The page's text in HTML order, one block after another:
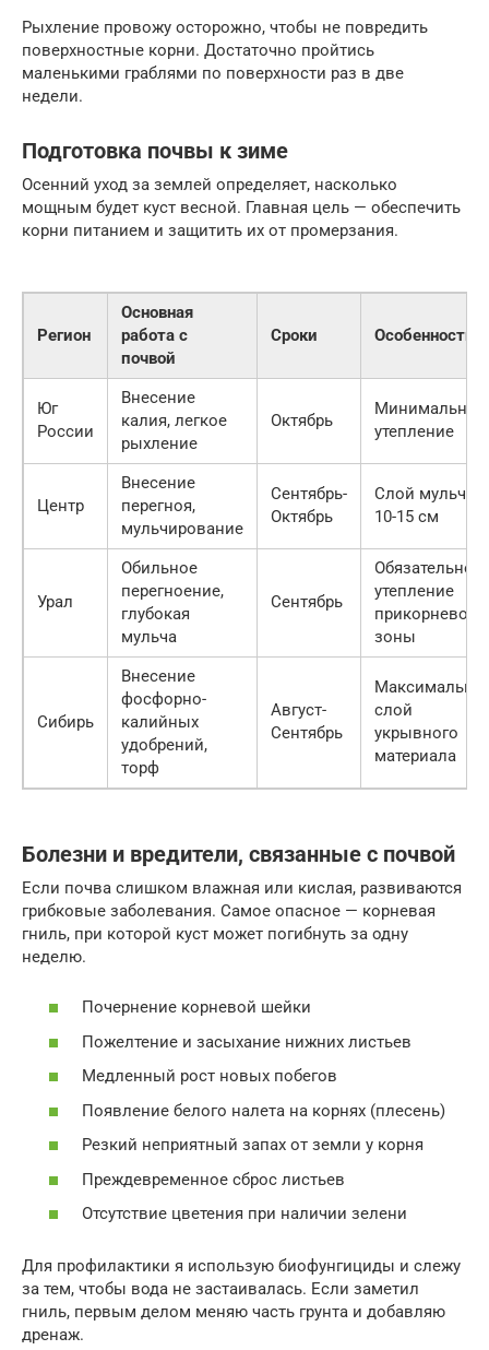
Рыхление провожу осторожно, чтобы не повредить
поверхностные корни. Достаточно пройтись
маленькими граблями по поверхности раз в две
недели.
Подготовка почвы к зиме
Осенний уход за землей определяет, насколько
мощным будет куст весной. Главная цель — обеспечить
корни питанием и защитить их от промерзания.
Регион
Основная
работа с
почвой
Сроки Особенности
Юг
России
Внесение
калия, легкое
рыхление
Октябрь
Минимальное
утепление
Центр
Внесение
перегноя,
мульчирование
Сентябрь-
Октябрь
Слой мульчи
10-15 см
Урал
Обильное
перегноение,
глубокая
мульча
Сентябрь
Обязательное
утепление
прикорневой
зоны
Сибирь
Внесение
фосфорно-
калийных
удобрений,
торф
Август-
Сентябрь
слой
укрывного
материала
Болезни и вредители, связанные с почвой
Если почва слишком влажная или кислая, развиваются
грибковые заболевания. Самое опасное — корневая
гниль, при которой куст может погибнуть за одну
неделю.
Почернение корневой шейки
Пожелтение и засыхание нижних листьев
Медленный рост новых побегов
Появление белого налета на корнях (плесень)
Резкий неприятный запах от земли у корня
Преждевременное сброс листьев
Отсутствие цветения при наличии зелени
Для профилактики я использую биофунгициды и слежу
за тем, чтобы вода не застаивалась. Если заметил
гниль, первым делом меняю часть грунта и добавляю
дренаж.